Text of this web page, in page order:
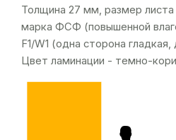
Толщина 27 мм, размер листа
марка ФСФ (повышенной
F1/W1 (одна сторона гладкая,
Цвет ламинации - темно-